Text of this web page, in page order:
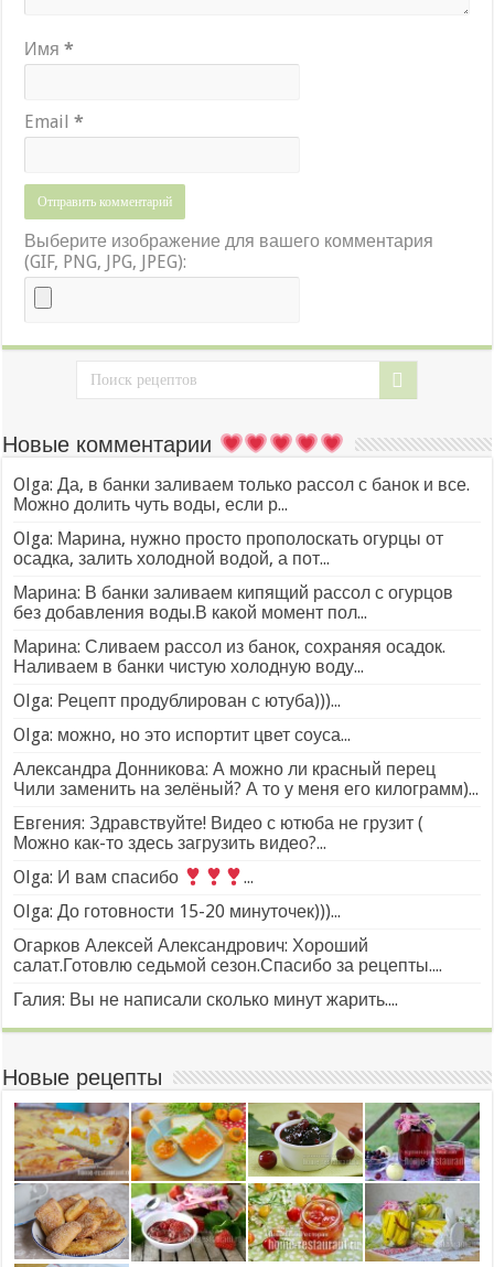
Имя*
Email*
Выберите изображение для вашего комментария
(GIF, PNG, JPG, JPEG):
Новые комментарии
Olga: Да, в банки заливаем только рассол с банок и все.
Можно долить чуть воды, если р...
Olga: Марина, нужно просто прополоскать огурцы от
осадка, залить холодной водой, а пот...
Марина: В банки заливаем кипящий рассол с огурцов
без добавления воды.В какой момент пол...
Марина: Сливаем рассол из банок, сохраняя осадок.
Наливаем в банки чистую холодную воду...
Olga: Рецепт продублирован с ютуба)))...
Olga: можно, но это испортит цвет соуса...
Александра Донникова: А можно ли красный перец
Чили заменить на зелёный? А то у меня его килограмм)...
Евгения: Здравствуйте! Видео с ютюба не грузит (
Можно как-то здесь загрузить видео?...
Olga: И вам спасибо
...
Olga: До готовности 15-20 минуточек)))...
Огарков Алексей Александрович: Хороший
салат.Готовлю седьмой сезон.Спасибо за рецепты....
Галия: Вы не написали сколько минут жарить....
Новые рецепты